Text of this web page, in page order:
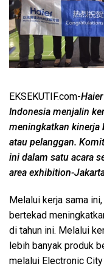
EKSEKUTIF.com-
Indonesia menjalin
meningkatkan kinerja
atau pelanggan.
ini dalam satu acara
area exhibition-
Melalui kerja sama
bertekad
di tahun ini. Melalui
lebih banyak produk
melalui Electronic